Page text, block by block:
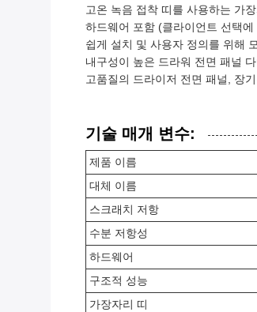
고온 녹음 접착 띠를 사용하는 가
하드웨어 포함 (클라이언트 선택에
쉽게 설치 및 사용자 정의를 위해
내구성이 높은 드라워 전면 패널
고품질의 드라이저 전면 패널, 장
기술 매개 변수:
제품 이름
대체 이름
스크래치 저항
수분 저항성
하드웨어
구조적 성능
가장자리 띠